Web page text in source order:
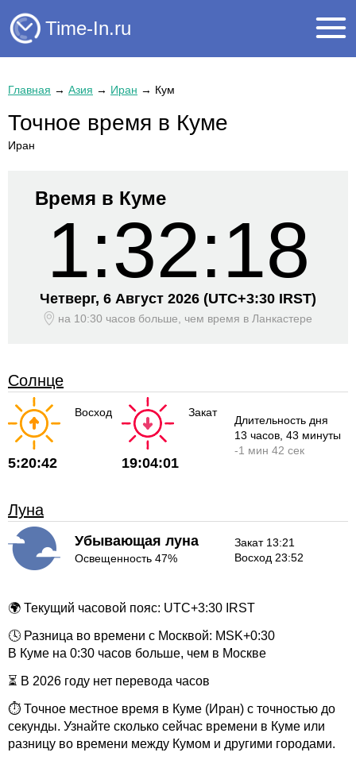
Time-In.ru
Главная → Азия → Иран → Кум
Точное время в Куме
Иран
Время в Куме
1:32:18
Четверг, 6 Август 2026 (UTC+3:30 IRST)
на 10:30 часов больше, чем время в Ланкастере
Солнце
Восход
5:20:42
Закат
19:04:01
Длительность дня
13 часов , 43 минуты
-1 мин42 сек
Луна
Убывающая луна
Освещенность 47%
Закат 13:21
Восход 23:52
🌍 Текущий часовой пояс: UTC+3:30 IRST
🕓 Разница во времени с Москвой: MSK+0:30
В Куме на 0:30 часов больше, чем в Москве
⏳ В 2026 году нет перевода часов
⏱ Точное местное время в Куме (Иран) с точностью до
секунды. Узнайте сколько сейчас времени в Куме или
разницу во времени между Кумом и другими городами.